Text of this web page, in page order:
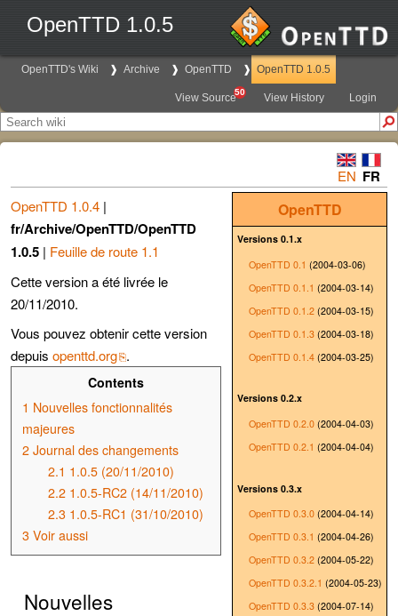
OpenTTD 1.0.5
OpenTTD's Wiki Archive OpenTTD OpenTTD 1.0.5
View Source50 View History Login
EN FR
OpenTTD
Versions 0.1.x
OpenTTD 0.1 (2004-03-06)
OpenTTD 0.1.1 (2004-03-14)
OpenTTD 0.1.2 (2004-03-15)
OpenTTD 0.1.3 (2004-03-18)
OpenTTD 0.1.4 (2004-03-25)
Versions 0.2.x
OpenTTD 0.2.0 (2004-04-03)
OpenTTD 0.2.1 (2004-04-04)
Versions 0.3.x
OpenTTD 0.3.0 (2004-04-14)
OpenTTD 0.3.1 (2004-04-26)
OpenTTD 0.3.2 (2004-05-22)
OpenTTD 0.3.2.1 (2004-05-23)
OpenTTD 0.3.3 (2004-07-14)
OpenTTD 1.0.4 |
fr/Archive/OpenTTD/OpenTTD
1.0.5 | Feuille de route 1.1
Cette version a été livrée le
20/11/2010.
Vous pouvez obtenir cette version
depuis openttd.org .
Contents
1 Nouvelles fonctionnalités
majeures
2 Journal des changements
2.1 1.0.5 (20/11/2010)
2.2 1.0.5-RC2 (14/11/2010)
2.3 1.0.5-RC1 (31/10/2010)
3 Voir aussi
Nouvelles